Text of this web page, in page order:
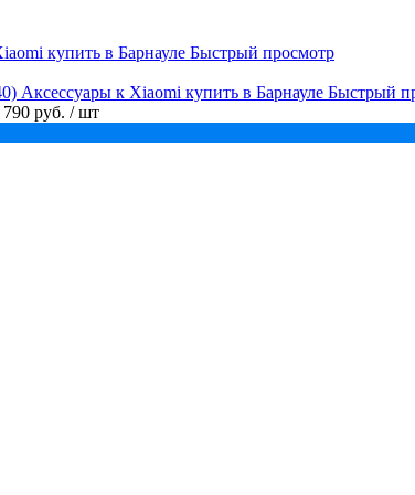
Быстрый просмотр
Быстрый
790 руб. / шт